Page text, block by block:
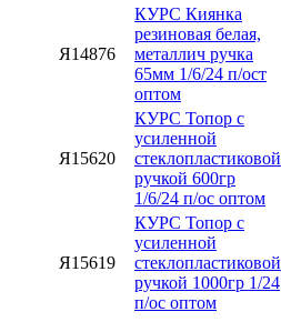
Я14876
КУРС Киянка
резиновая белая,
металлич ручка
65мм 1/6/24 п/ост
оптом
Я15620
КУРС Топор с
усиленной
стеклопластиковой
ручкой 600гр
1/6/24 п/ос оптом
Я15619
КУРС Топор с
усиленной
стеклопластиковой
ручкой 1000гр 1/24
п/ос оптом